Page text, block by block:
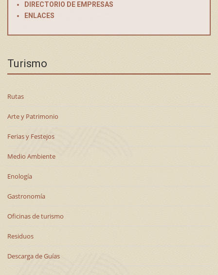
DIRECTORIO DE EMPRESAS
ENLACES
Turismo
Rutas
Arte y Patrimonio
Ferias y Festejos
Medio Ambiente
Enología
Gastronomía
Oficinas de turismo
Residuos
Descarga de Guías